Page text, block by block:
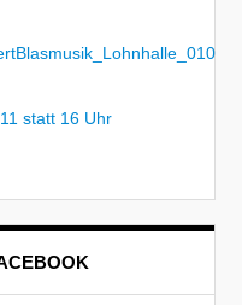
statt 16 Uhr